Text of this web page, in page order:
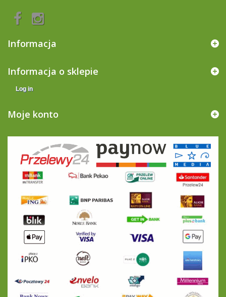
Informacja
Informacja o sklepie
Log in
Moje konto